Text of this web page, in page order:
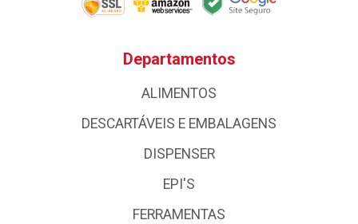
Departamentos
ALIMENTOS
DESCARTÁVEIS E EMBALAGENS
DISPENSER
EPI'S
FERRAMENTAS